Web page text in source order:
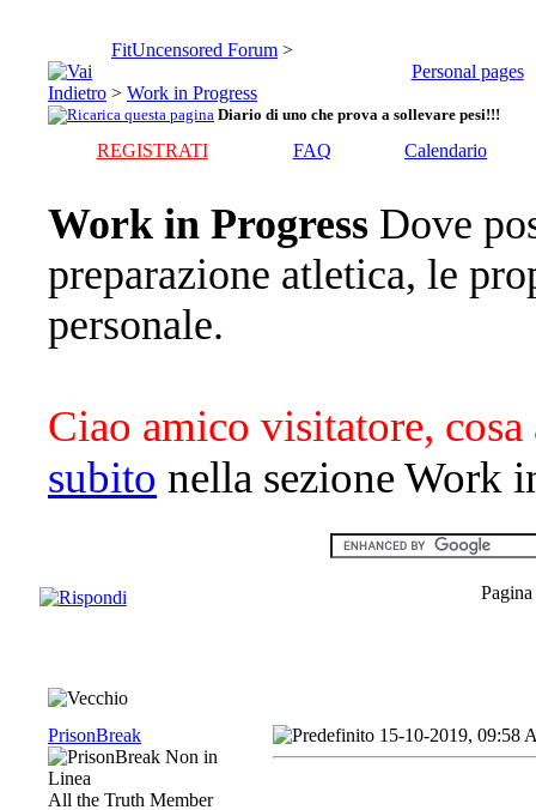
FitUncensored Forum >
Personal pages
> Work in Progress
Diario di uno che prova a sollevare pesi!!!
REGISTRATI FAQ Calendario
Work in Progress Dove
preparazione atletica, le
personale.
Ciao amico visitatore, cosa
subito nella sezione Work
PrisonBreak
All the Truth Member
15-10-2019, 09:58